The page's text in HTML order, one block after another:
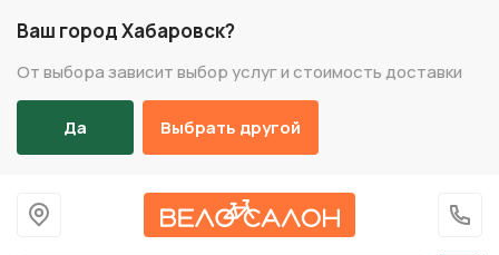
Ваш город Хабаровск?
От выбора зависит выбор услуг и стоимость доставки
Да Выбрать другой
На главную
+7